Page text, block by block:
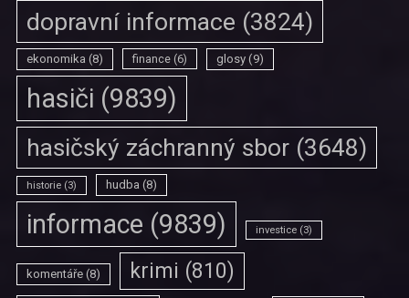
dopravní informace (3824)
ekonomika (8) finance (6) glosy (9)
hasiči (9839)
hasičský záchranný sbor (3648)
historie (3) hudba (8)
informace (9839) investice (3)
komentáře (8) krimi (810)